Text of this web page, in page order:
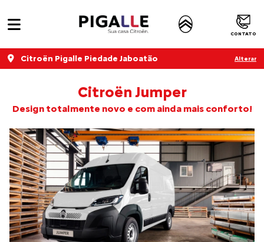
CONTATO
Citroën Pigalle Piedade Jaboatão Alterar
Citroën Jumper
Design totalmente novo e com ainda mais conforto!